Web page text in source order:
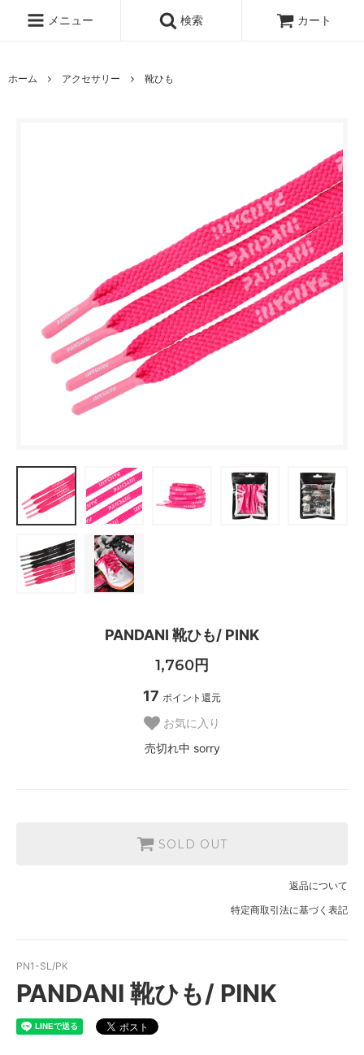
メニュー 検索 カート
ホーム アクセサリー 靴ひも
PANDANI 靴ひも/ PINK
1,760円
17 ポイント還元
お気に入り
売切れ中 sorry
SOLD OUT
返品について
特定商取引法に基づく表記
PN1-SL/PK
PANDANI 靴ひも/ PINK